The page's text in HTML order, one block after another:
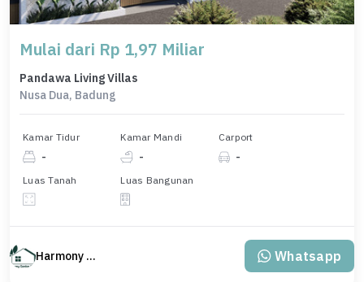
Mulai dari Rp 1,97 Miliar
Pandawa Living Villas
Nusa Dua, Badung
Kamar Tidur
-
Kamar Mandi
-
Carport
-
Luas Tanah Luas Bangunan
Harmony Property Whatsapp